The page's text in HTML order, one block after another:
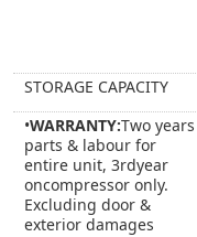
STORAGE CAPACITY
•WARRANTY:Two years
parts & labour for
entire unit, 3rdyear
oncompressor only.
Excluding door &
exterior damages